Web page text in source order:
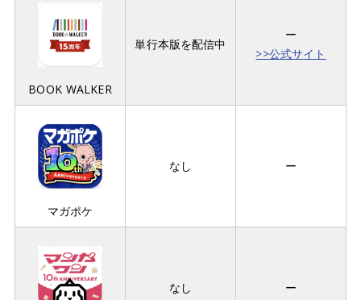
BOOK WALKER
単行本版を配信中
ー
>>公式サイト
マガポケ
なし ー
なし ー